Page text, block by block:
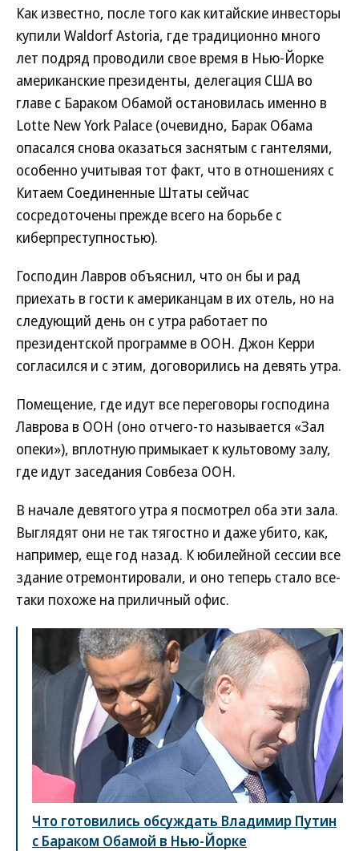
Как известно, после того как китайские инвесторы
купили Waldorf Astoria, где традиционно много
лет подряд проводили свое время в Нью-Йорке
американские президенты, делегация США во
главе с Бараком Обамой остановилась именно в
Lotte New York Palace (очевидно, Барак Обама
опасался снова оказаться заснятым с гантелями,
особенно учитывая тот факт, что в отношениях с
Китаем Соединенные Штаты сейчас
сосредоточены прежде всего на борьбе с
киберпреступностью).
Господин Лавров объяснил, что он бы и рад
приехать в гости к американцам в их отель, но на
следующий день он с утра работает по
президентской программе в ООН. Джон Керри
согласился и с этим, договорились на девять утра.
Помещение, где идут все переговоры господина
Лаврова в ООН (оно отчего-то называется «Зал
опеки»), вплотную примыкает к культовому залу,
где идут заседания Совбеза ООН.
В начале девятого утра я посмотрел оба эти зала.
Выглядят они не так тягостно и даже убито, как,
например, еще год назад. К юбилейной сессии все
здание отремонтировали, и оно теперь стало все-
таки похоже на приличный офис.
Что готовились обсуждать Владимир Путин
с Бараком Обамой в Нью-Йорке